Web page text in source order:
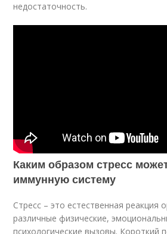
недостаточность.
Каким образом стресс
иммунную систему
Стресс – это естественная реакция
различные физические,
психологические вызовы. Короткий